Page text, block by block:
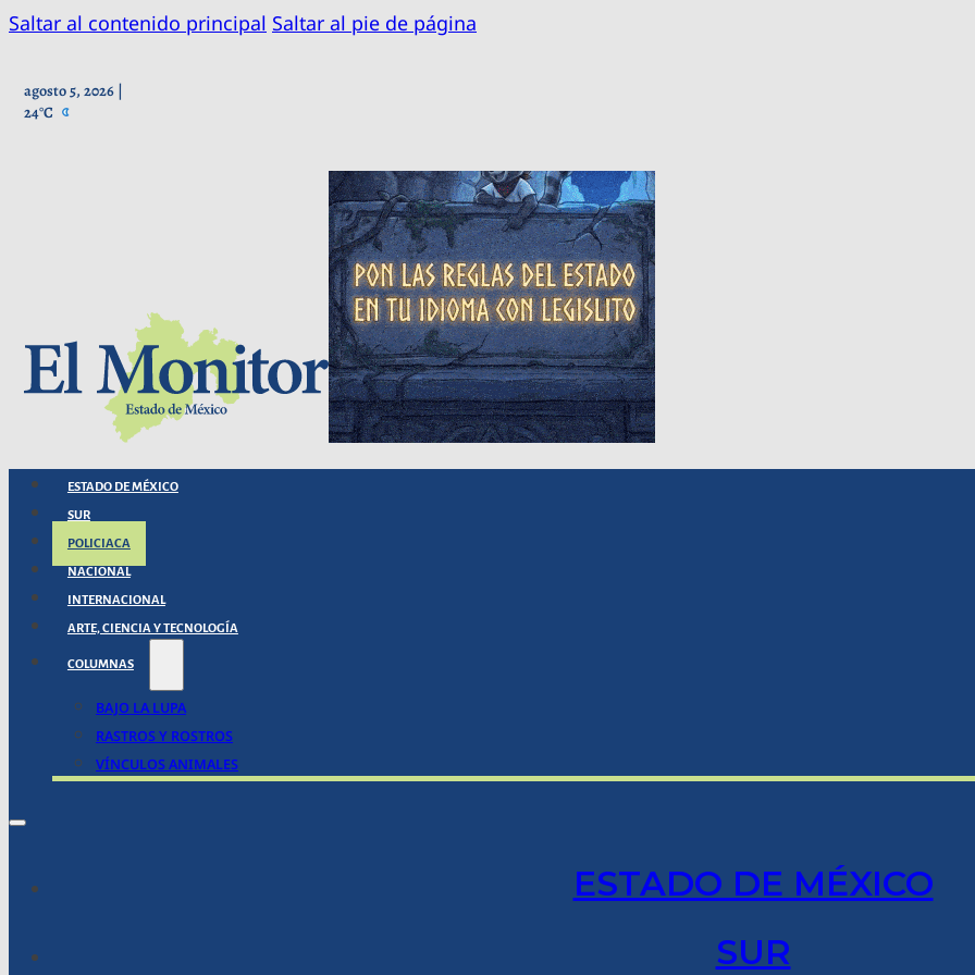
Saltar al contenido principal Saltar al pie de página
agosto 5, 2026 |
24°C
ESTADO DE MÉXICO
SUR
POLICIACA
NACIONAL
INTERNACIONAL
ARTE, CIENCIA Y TECNOLOGÍA
COLUMNAS
BAJO LA LUPA
RASTROS Y ROSTROS
VÍNCULOS ANIMALES
ESTADO DE MÉXICO
SUR